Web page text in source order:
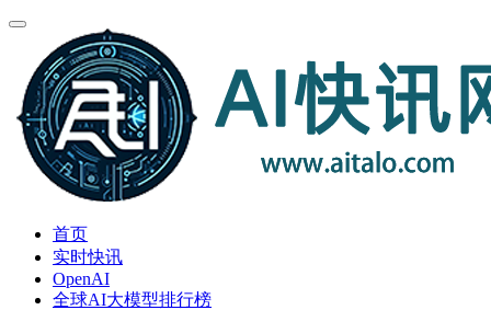
首页
实时快讯
OpenAI
全球AI大模型排行榜